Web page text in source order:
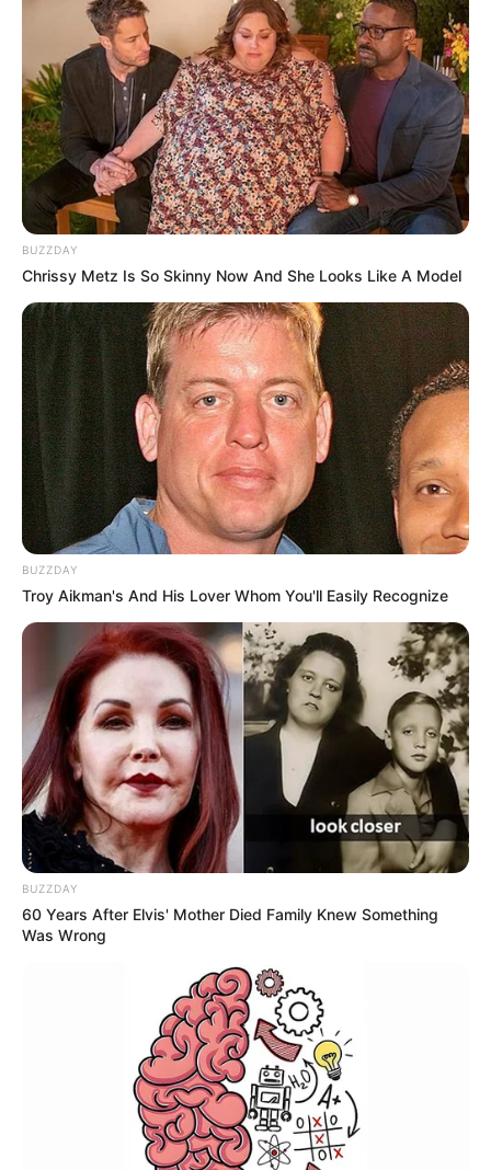
BUZZDAY
Chrissy Metz Is So Skinny Now And She Looks Like A Model
BUZZDAY
Troy Aikman's And His Lover Whom You'll Easily Recognize
BUZZDAY
60 Years After Elvis' Mother Died Family Knew Something
Was Wrong